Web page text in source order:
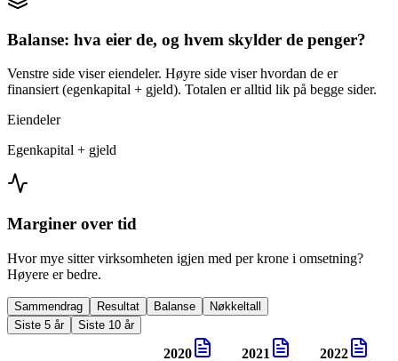
Balanse: hva eier de, og hvem skylder de penger?
Venstre side viser eiendeler. Høyre side viser hvordan de er
finansiert (egenkapital + gjeld). Totalen er alltid lik på begge sider.
Eiendeler
Egenkapital + gjeld
Marginer over tid
Hvor mye sitter virksomheten igjen med per krone i omsetning?
Høyere er bedre.
Sammendrag Resultat Balanse
Nøkkeltall
Siste 5 år
Siste 10 år
2020
2021
2022